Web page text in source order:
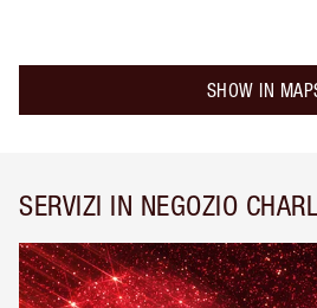
SHOW IN
SERVIZI IN NEGOZIO